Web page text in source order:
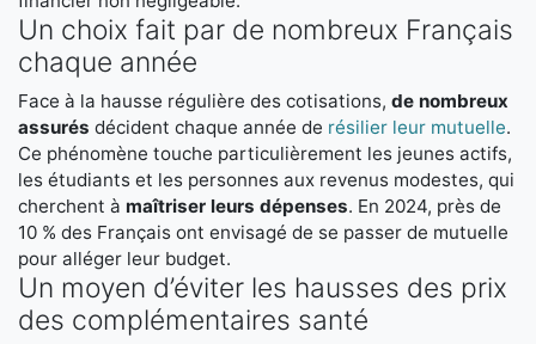
Un choix fait par de nombreux Français
chaque année
Face à la hausse régulière des cotisations, de nombreux
assurés décident chaque année de résilier leur mutuelle.
Ce phénomène touche particulièrement les jeunes actifs,
les étudiants et les personnes aux revenus modestes, qui
cherchent à maîtriser leurs dépenses. En 2024, près de
10 % des Français ont envisagé de se passer de mutuelle
pour alléger leur budget.
Un moyen d’éviter les hausses des prix
des complémentaires santé